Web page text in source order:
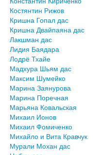
Костянтин Рижов
Кришна Гопал дас
Кришна Двайпаяна дас
Лакшман дас
Лидия Баядара
Лодрё Тхайе
Мадхура Шьям дас
Максим Шумейко
Марина Заянурова
Марина Поречная
Марьяна Ковальская
Михаил Ионов
Михаил Фомиченко
Михайло и Вита Кравчук
Мурали Мохан дас